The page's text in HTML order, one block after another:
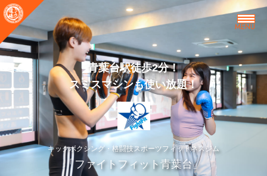
MENU
青葉台駅徒歩2分！
スミスマシンも使い放題！
キックボクシング・格闘技スポーツフィットネスジム
「ファイトフィット青葉台」